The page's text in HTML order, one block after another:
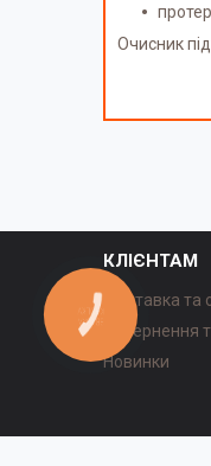
Очисник
КЛІЄНТАМ
Доставка та
Повернення
Новинки
КНОПКА
ЗВ'ЯЗКУ